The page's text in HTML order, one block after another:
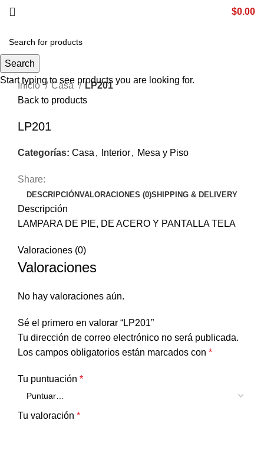
$0.00
Click to enlarge
Inicio
Casa
LP201
Back to products
LP201
Categorías: Casa , Interior, Mesa y Piso
Share:
DESCRIPCIÓNVALORACIONES (0)SHIPPING & DELIVERY
Descripción
LAMPARA DE PIE, DE ACERO Y PANTALLA TELA
Valoraciones (0)
Valoraciones
No hay valoraciones aún.
Sé el primero en valorar “LP201”
Tu dirección de correo electrónico no será publicada.
Los campos obligatorios están marcados con *
Tu puntuación *
Tu valoración *
Search
Start typing to see products you are looking for.